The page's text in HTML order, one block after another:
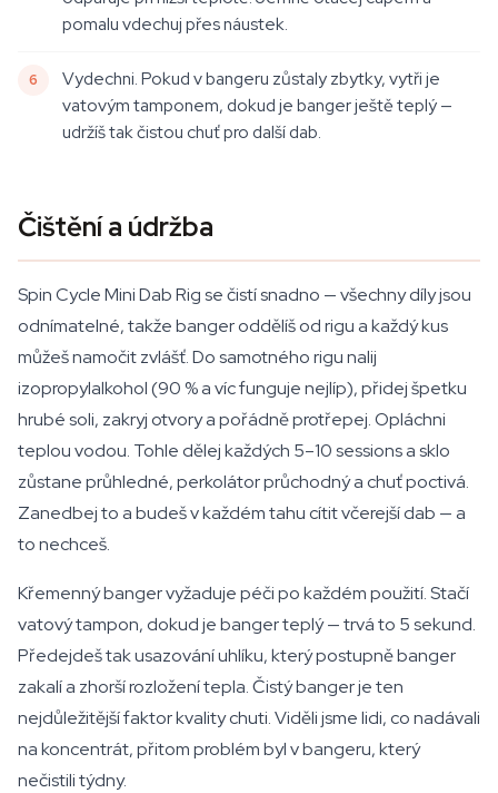
pomalu vdechuj přes náustek.
Vydechni. Pokud v bangeru zůstaly zbytky, vytři je
vatovým tamponem, dokud je banger ještě teplý —
udržíš tak čistou chuť pro další dab.
Čištění a údržba
Spin Cycle Mini Dab Rig se čistí snadno — všechny díly jsou
odnímatelné, takže banger oddělíš od rigu a každý kus
můžeš namočit zvlášť. Do samotného rigu nalij
izopropylalkohol (90 % a víc funguje nejlíp), přidej špetku
hrubé soli, zakryj otvory a pořádně protřepej. Opláchni
teplou vodou. Tohle dělej každých 5–10 sessions a sklo
zůstane průhledné, perkolátor průchodný a chuť poctivá.
Zanedbej to a budeš v každém tahu cítit včerejší dab — a
to nechceš.
Křemenný banger vyžaduje péči po každém použití. Stačí
vatový tampon, dokud je banger teplý — trvá to 5 sekund.
Předejdeš tak usazování uhlíku, který postupně banger
zakalí a zhorší rozložení tepla. Čistý banger je ten
nejdůležitější faktor kvality chuti. Viděli jsme lidi, co nadávali
na koncentrát, přitom problém byl v bangeru, který
nečistili týdny.